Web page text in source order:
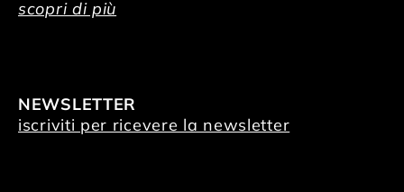
scopri di più
NEWSLETTER
iscriviti per ricevere la newsletter